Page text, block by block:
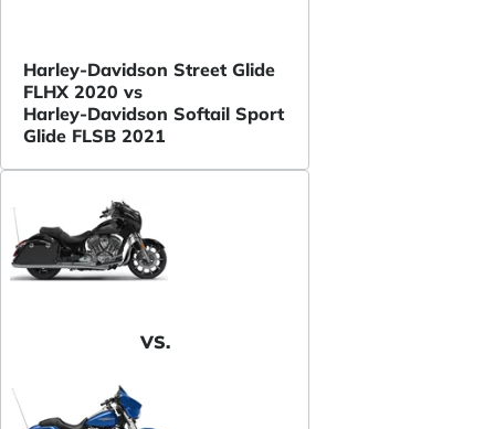
Harley-Davidson Street Glide
FLHX 2020 vs
Harley-Davidson Softail Sport
Glide FLSB 2021
VS.